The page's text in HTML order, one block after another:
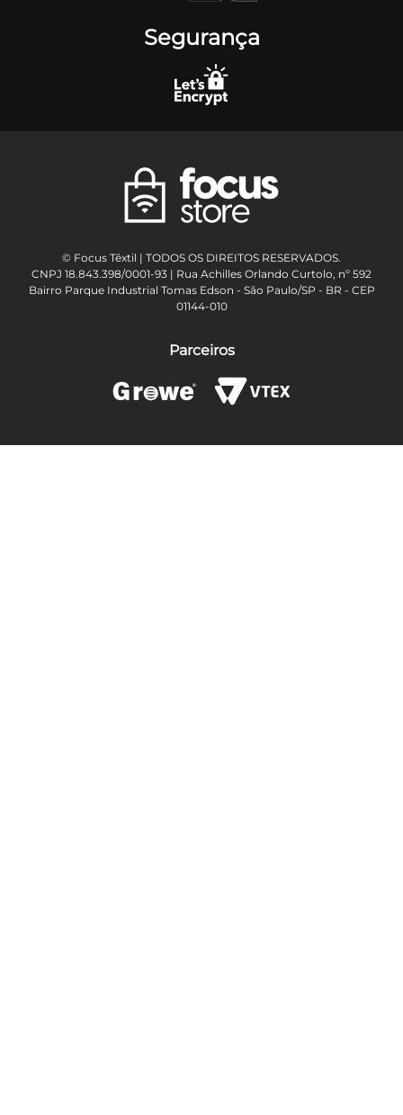
Segurança
© Focus Têxtil | TODOS OS DIREITOS RESERVADOS.
CNPJ 18.843.398/0001-93 | Rua Achilles Orlando Curtolo, nº 592
Bairro Parque Industrial Tomas Edson - São Paulo/SP - BR - CEP
01144-010
Parceiros